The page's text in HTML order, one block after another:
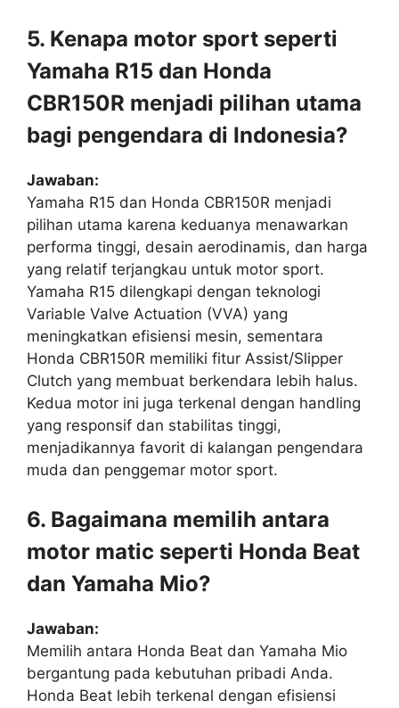
5. Kenapa motor sport seperti
Yamaha R15 dan Honda
CBR150R menjadi pilihan utama
bagi pengendara di Indonesia?
Jawaban:
Yamaha R15 dan Honda CBR150R menjadi
pilihan utama karena keduanya menawarkan
performa tinggi, desain aerodinamis, dan harga
yang relatif terjangkau untuk motor sport.
Yamaha R15 dilengkapi dengan teknologi
Variable Valve Actuation (VVA) yang
meningkatkan efisiensi mesin, sementara
Honda CBR150R memiliki fitur Assist/Slipper
Clutch yang membuat berkendara lebih halus.
Kedua motor ini juga terkenal dengan handling
yang responsif dan stabilitas tinggi,
menjadikannya favorit di kalangan pengendara
muda dan penggemar motor sport.
6. Bagaimana memilih antara
motor matic seperti Honda Beat
dan Yamaha Mio?
Jawaban:
Memilih antara Honda Beat dan Yamaha Mio
bergantung pada kebutuhan pribadi Anda.
Honda Beat lebih terkenal dengan efisiensi